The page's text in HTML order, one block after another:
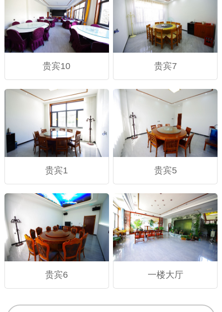
贵宾10 贵宾7
贵宾1 贵宾5
贵宾6 一楼大厅